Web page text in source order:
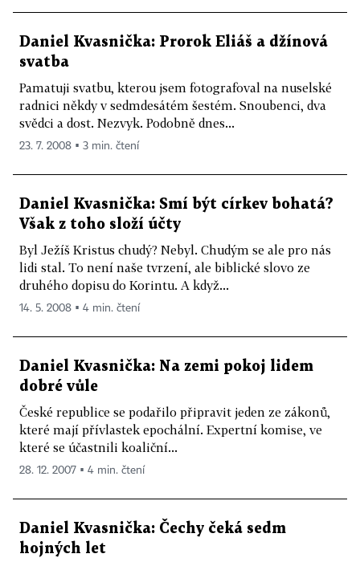
Daniel Kvasnička: Prorok Eliáš a džínová
svatba
Pamatuji svatbu, kterou jsem fotografoval na nuselské
radnici někdy v sedmdesátém šestém. Snoubenci, dva
svědci a dost. Nezvyk. Podobně dnes...
23. 7. 2008 ▪ 3 min. čtení
Daniel Kvasnička: Smí být církev bohatá?
Však z toho složí účty
Byl Ježíš Kristus chudý? Nebyl. Chudým se ale pro nás
lidi stal. To není naše tvrzení, ale biblické slovo ze
druhého dopisu do Korintu. A když...
14. 5. 2008 ▪ 4 min. čtení
Daniel Kvasnička: Na zemi pokoj lidem
dobré vůle
České republice se podařilo připravit jeden ze zákonů,
které mají přívlastek epochální. Expertní komise, ve
které se účastnili koaliční...
28. 12. 2007 ▪ 4 min. čtení
Daniel Kvasnička: Čechy čeká sedm
hojných let